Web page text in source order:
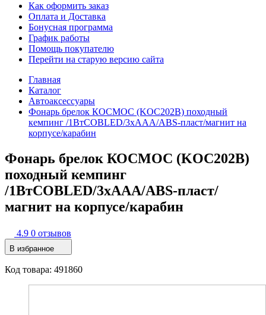
Как оформить заказ
Оплата и Доставка
Бонусная программа
График работы
Помощь покупателю
Перейти на старую версию сайта
Главная
Каталог
Автоаксессуары
Фонарь брелок КОСМОС (KOC202B) походный
кемпинг /1ВтCOBLED/3xAAA/ABS-пласт/магнит на
корпусе/карабин
Фонарь брелок КОСМОС (KOC202B)
походный кемпинг
/1ВтCOBLED/3xAAA/ABS-пласт/
магнит на корпусе/карабин
4.9 0 отзывов
В избранное
Код товара: 491860